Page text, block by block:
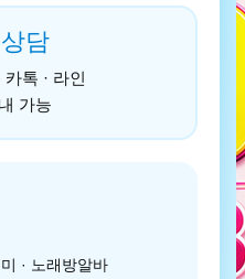
담
카톡 · 라인
가능
· 노래방알바